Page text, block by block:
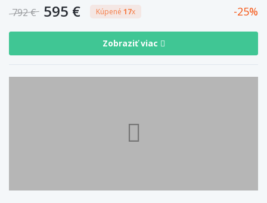
792 € 595 € Kúpené 17x 25
Zobraziť viac